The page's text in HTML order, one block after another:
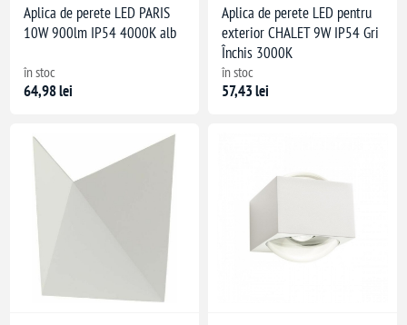
Aplica de perete LED PARIS
10W 900lm IP54 4000K alb
în stoc
64,98 lei
Aplica de perete LED pentru
exterior CHALET 9W IP54 Gri
Închis 3000K
în stoc
57,43 lei